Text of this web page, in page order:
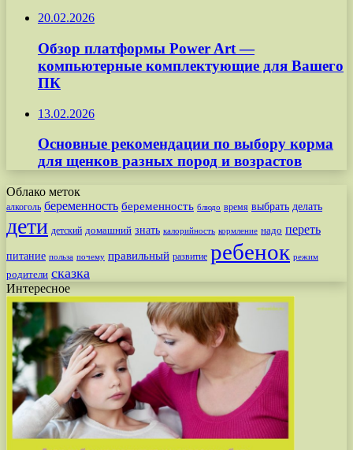
20.02.2026
Обзор платформы Power Art —
компьютерные комплектующие для Вашего
ПК
13.02.2026
Основные рекомендации по выбору корма
для щенков разных пород и возрастов
Облако меток
алкоголь беременность беременность блюдо время выбрать делать
дети детский домашний знать калорийность кормление надо переть
питание польза почему правильный развитие ребенок режим
родители сказка
Интересное